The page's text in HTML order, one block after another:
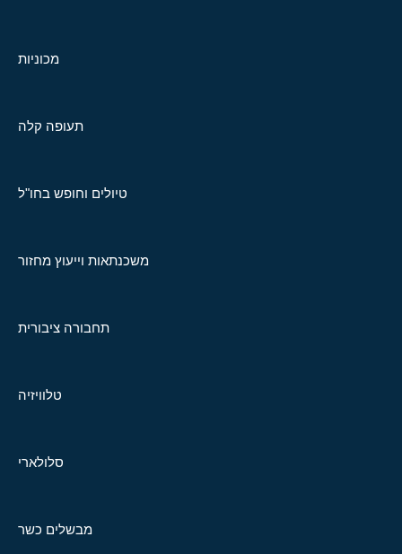
מכוניות
תעופה קלה
טיולים וחופש בחו"ל
משכנתאות וייעוץ מחזור
תחבורה ציבורית
טלוויזיה
סלולארי
מבשלים כשר